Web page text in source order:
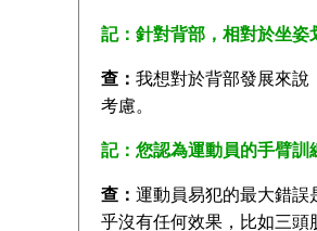
記：針對背部，相對於坐姿
查： 我想對於背部發展來說
考慮。
記：您認為運動員的手臂訓
查： 運動員易犯的最大錯誤
乎沒有任何效果，比如三頭